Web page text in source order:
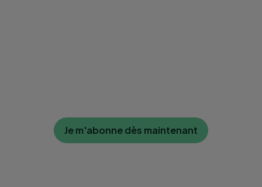
Je m'abonne dès maintenant